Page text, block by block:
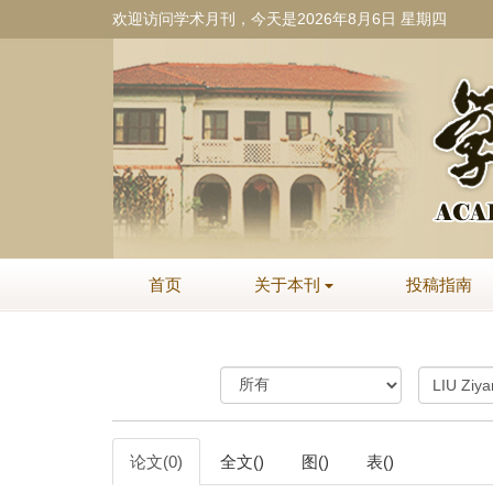
欢迎访问学术月刊，今天是2026年8月6日 星期四
首页 关于本刊 投稿指南
论文(0) 全文() 图() 表()